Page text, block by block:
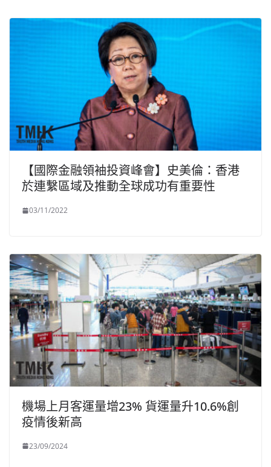
【國際金融領袖投資峰會】史美倫：香港
於連繫區域及推動全球成功有重要性
03/11/2022
機場上月客運量增23% 貨運量升10.6%創
疫情後新高
23/09/2024